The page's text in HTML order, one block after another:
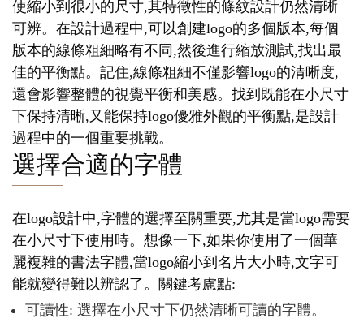
使縮小到很小的尺寸,其特徵性的條紋設計仍然清晰
可辨。在設計過程中,可以創建logo的多個版本,每個
版本的線條粗細略有不同,然後進行縮放測試,找出最
佳的平衡點。記住,線條粗細不僅影響logo的清晰度,
還會影響整體的視覺平衡和美感。找到既能在小尺寸
下保持清晰,又能保持logo優雅外觀的平衡點,是設計
過程中的一個重要挑戰。
選擇合適的字體
在logo設計中,字體的選擇至關重要,尤其是當logo需要
在小尺寸下使用時。想像一下,如果你使用了一個華
麗複雜的書法字體,當logo縮小到名片大小時,文字可
能就變得難以辨認了。關鍵考慮點:
可讀性: 選擇在小尺寸下仍然清晰可讀的字體。